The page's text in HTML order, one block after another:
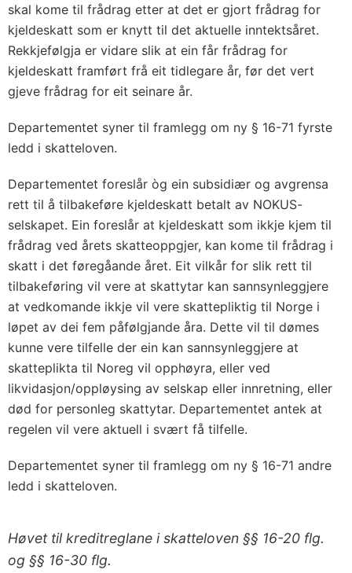
skal kome til frådrag etter at det er gjort frådrag for
kjeldeskatt som er knytt til det aktuelle inntektsåret.
Rekkjefølgja er vidare slik at ein får frådrag for
kjeldeskatt framført frå eit tidlegare år, før det vert
gjeve frådrag for eit seinare år.
Departementet syner til framlegg om ny § 16-71 fyrste
ledd i skatteloven.
Departementet foreslår òg ein subsidiær og avgrensa
rett til å tilbakeføre kjeldeskatt betalt av NOKUS-
selskapet. Ein foreslår at kjeldeskatt som ikkje kjem til
frådrag ved årets skatteoppgjer, kan kome til frådrag i
skatt i det føregåande året. Eit vilkår for slik rett til
tilbakeføring vil vere at skattytar kan sannsynleggjere
at vedkomande ikkje vil vere skattepliktig til Norge i
løpet av dei fem påfølgjande åra. Dette vil til dømes
kunne vere tilfelle der ein kan sannsynleggjere at
skatteplikta til Noreg vil opphøyra, eller ved
likvidasjon/oppløysing av selskap eller innretning, eller
død for personleg skattytar. Departementet antek at
regelen vil vere aktuell i svært få tilfelle.
Departementet syner til framlegg om ny § 16-71 andre
ledd i skatteloven.
Høvet til kreditreglane i skatteloven §§ 16-20 flg.
og §§ 16-30 flg.